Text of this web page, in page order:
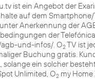
ist ein Angebot der
auf dem
Anerkennung der
der
und-infos/. O2TV ist
Buchung gratis.
solange ein solcher
Unlimited, O2 my Home